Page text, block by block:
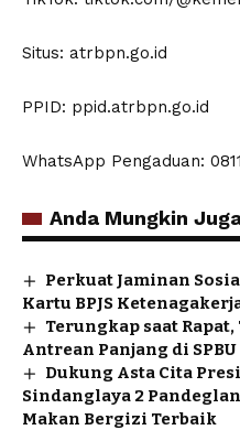
Situs: atrbpn.go.id
PPID: ppid.atrbpn.go.id
WhatsApp Pengaduan:
Anda Mungkin
Perkuat Jaminan
Kartu BPJS
Terungkap saat
Antrean Panjang di
Dukung Asta Cita
Sindanglaya 2
Makan Bergizi Terbaik